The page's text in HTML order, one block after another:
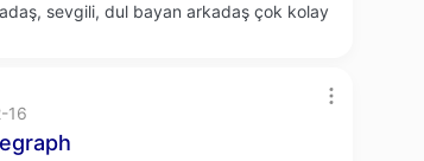
sevgili, dul bayan arkadaş çok kolay
16